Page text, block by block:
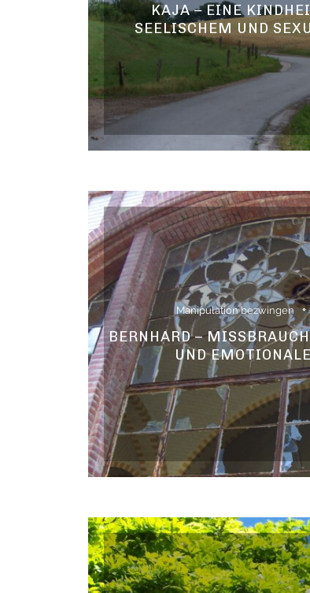
KAJA – EINE
SEELISCHEM UND
Manipulation bezwingen
BERNHARD –
UND